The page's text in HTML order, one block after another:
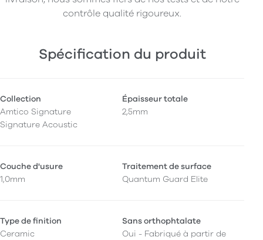
contrôle qualité rigoureux.
Spécification du produit
Collection
Amtico Signature
Signature Acoustic
Épaisseur totale
2,5mm
Couche d'usure
1,0mm
Traitement de surface
Quantum Guard Elite
Type de finition
Ceramic
Sans orthophtalate
Oui - Fabriqué à partir de